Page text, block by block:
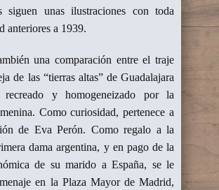
siguen unas ilustraciones con toda
anteriores a 1939.
una comparación entre el traje
de las “tierras altas” de Guadalajara
y homogeneizado por la
Como curiosidad, pertenece a
de Eva Perón. Como regalo a la
dama argentina, y en pago de la
de su marido a España, se le
en la Plaza Mayor de Madrid,